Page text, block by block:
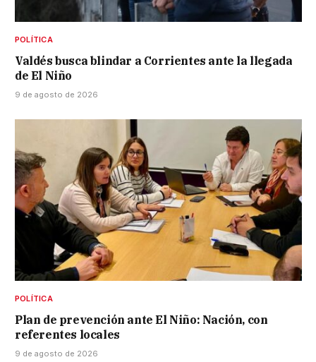
POLÍTICA
Valdés busca blindar a Corrientes ante la llegada
de El Niño
9 de agosto de 2026
POLÍTICA
Plan de prevención ante El Niño: Nación, con
referentes locales
9 de agosto de 2026